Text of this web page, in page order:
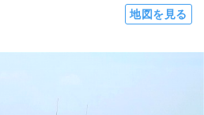
地図を見る